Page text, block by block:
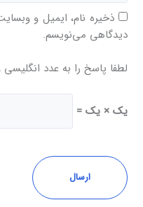
ذخیره نام، ایمیل و
دیدگاهی می‌نویسم.
لطفا پاسخ را به عدد انگلیسی
یک × یک =